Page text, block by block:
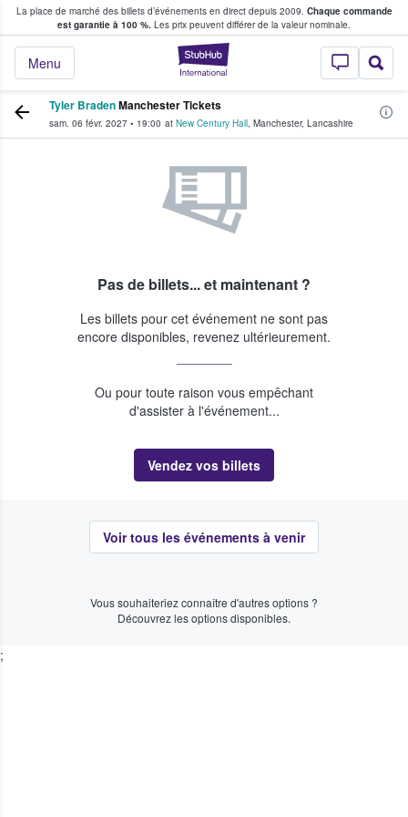
La place de marché des billets d’événements en direct depuis 2009. Chaque commande
est garantie à 100 %. Les prix peuvent différer de la valeur nominale.
StubHub - Où
Menu
fans achètent et vendent des billets
Tyler BradenManchester Tickets
sam. 06 févr. 2027 • 19:00 at New Century Hall, Manchester, Lancashire
Pas de billets... et maintenant ?
Les billets pour cet événement ne sont pas
encore disponibles, revenez ultérieurement.
Ou pour toute raison vous empêchant
d'assister à l'événement...
Vendez vos billets
Voir tous les événements à venir
Vous souhaiteriez connaître d'autres options ?
Découvrez les options disponibles.
;